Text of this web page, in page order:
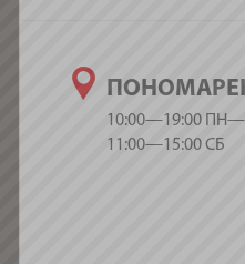
10:00—19:00
11:00—15:00 СБ